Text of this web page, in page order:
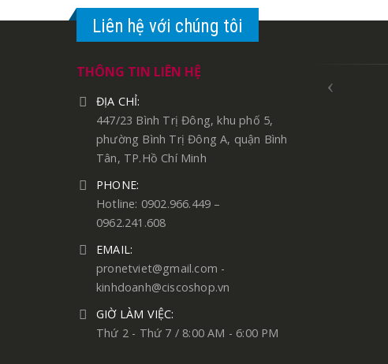
Liên hệ với chúng tôi
THÔNG TIN LIÊN HỆ
ĐỊA CHỈ:
447/23 Bình Trị Đông, khu phố 5,
phường Bình Trị Đông A, quận Bình
Tân, TP.Hồ Chí Minh
PHONE:
Hotline: 0902.966.449 –
0962.241.608
EMAIL:
pronetviet@gmail.com -
kinhdoanh@ciscoshop.vn
GIỜ LÀM VIỆC:
Thứ 2 - Thứ 7 / 8:00 AM - 6:00 PM